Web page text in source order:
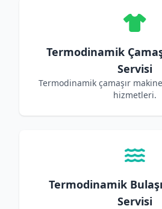
Termodinamik
Servisi
Termodinamik çamaşır
hizmetleri.
Termodinamik
Servisi